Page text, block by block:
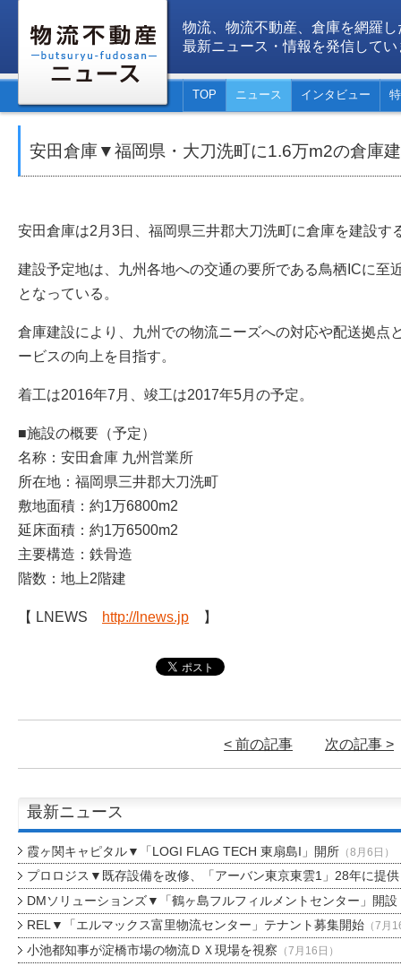
物流、物流不動産、倉庫を網羅し
最新ニュース・情報を発信してい
TOP ニュース インタビュー
安田倉庫▼福岡県・大刀洗町に1.6万m2の倉庫
安田倉庫は2月3日、福岡県三井郡大刀洗町に倉庫を建設す
建設予定地は、九州各地への交通の要所である鳥栖ICに至
となっている。
倉庫建設により、九州での物流ニーズへの対応や配送拠点
ービスの向上を目指す。
着工は2016年7月、竣工は2017年5月の予定。
■施設の概要（予定）
名称：安田倉庫 九州営業所
所在地：福岡県三井郡大刀洗町
敷地面積：約1万6800m2
延床面積：約1万6500m2
主要構造：鉄骨造
階数：地上2階建
【 LNEWS http://lnews.jp 】
< 前の記事 次の記事 >
最新ニュース
霞ヶ関キャピタル▼「LOGI FLAG TECH 東扇島I」開所（8月6日）
プロロジス▼既存設備を改修、「アーバン東京東雲1」28年に提供
DMソリューションズ▼「鶴ヶ島フルフィルメントセンター」開設
REL▼「エルマックス富里物流センター」テナント募集開始（7月
小池都知事が淀橋市場の物流ＤＸ現場を視察 （7月16日）